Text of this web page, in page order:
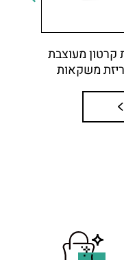
קרטון מעוצבת
משקאות